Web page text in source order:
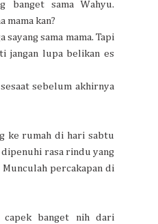
banget sama Wahyu.
mama kan?
sayang sama mama. Tapi
jangan lupa belikan es
sebelum akhirnya
ke rumah di hari sabtu
rasa rindu yang
percakapan di
capek banget nih dari